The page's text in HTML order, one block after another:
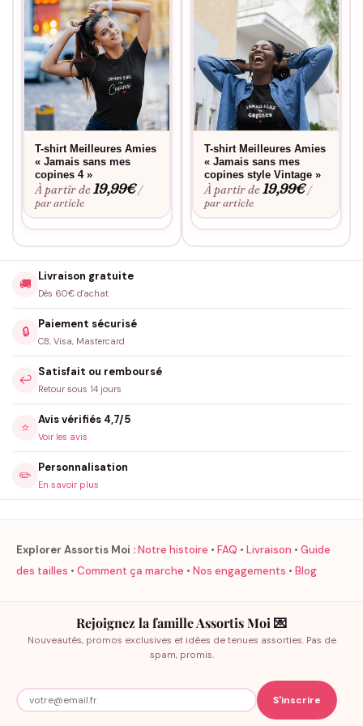
T-shirt Meilleures Amies
« Jamais sans mes
copines 4 »
À partir de19,99€ /
par article
T-shirt Meilleures Amies
« Jamais sans mes
copines style Vintage »
À partir de19,99€ /
par article
🚚
Livraison gratuite
Dès 60€ d'achat
🔒
Paiement sécurisé
CB, Visa, Mastercard
↩️
Satisfait ou remboursé
Retour sous 14 jours
⭐
Avis vérifiés 4,7/5
Voir les avis
✏️
Personnalisation
En savoir plus
Explorer Assortis Moi :Notre histoire • FAQ • Livraison • Guide
des tailles • Comment ça marche • Nos engagements • Blog
Rejoignez la famille Assortis Moi 💌
Nouveautés, promos exclusives et idées de tenues assorties. Pas de
spam, promis.